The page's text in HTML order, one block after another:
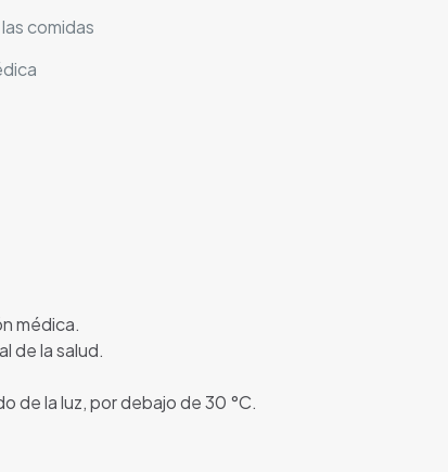
comidas
médica.
de la salud.
de la luz, por debajo de 30 °C.